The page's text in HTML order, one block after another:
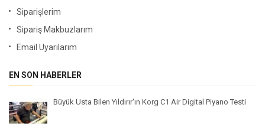
Siparişlerim
Sipariş Makbuzlarım
Email Uyarılarım
EN SON HABERLER
Büyük Usta Bilen Yıldırır'ın Korg C1 Air Digital Piyano Testi